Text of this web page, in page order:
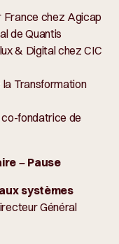
France chez Agicap
de Quantis
& Digital chez CIC
Transformation
fondatrice de
– Pause
systèmes
Général